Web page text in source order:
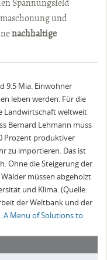
Spannungsfeld
und
nachhaltige
9.5 Mia. Einwohner
leben werden. Für die
Landwirtschaft weltweit
Bernard Lehmann muss
Prozent produktiver
zu importieren. Das ist
Ohne die Steigerung der
müssen abgeholzt
und Klima. (Quelle:
der Weltbank und der
A Menu of Solutions to